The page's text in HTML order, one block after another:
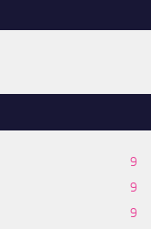
9
9
9